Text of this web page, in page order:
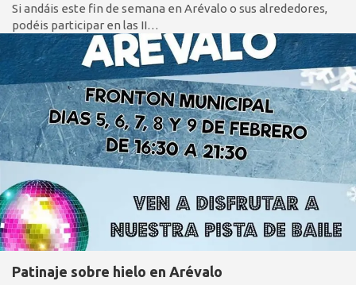
Si andáis este fin de semana en Arévalo o sus alrededores,
podéis participar en las II…
Patinaje sobre hielo en Arévalo